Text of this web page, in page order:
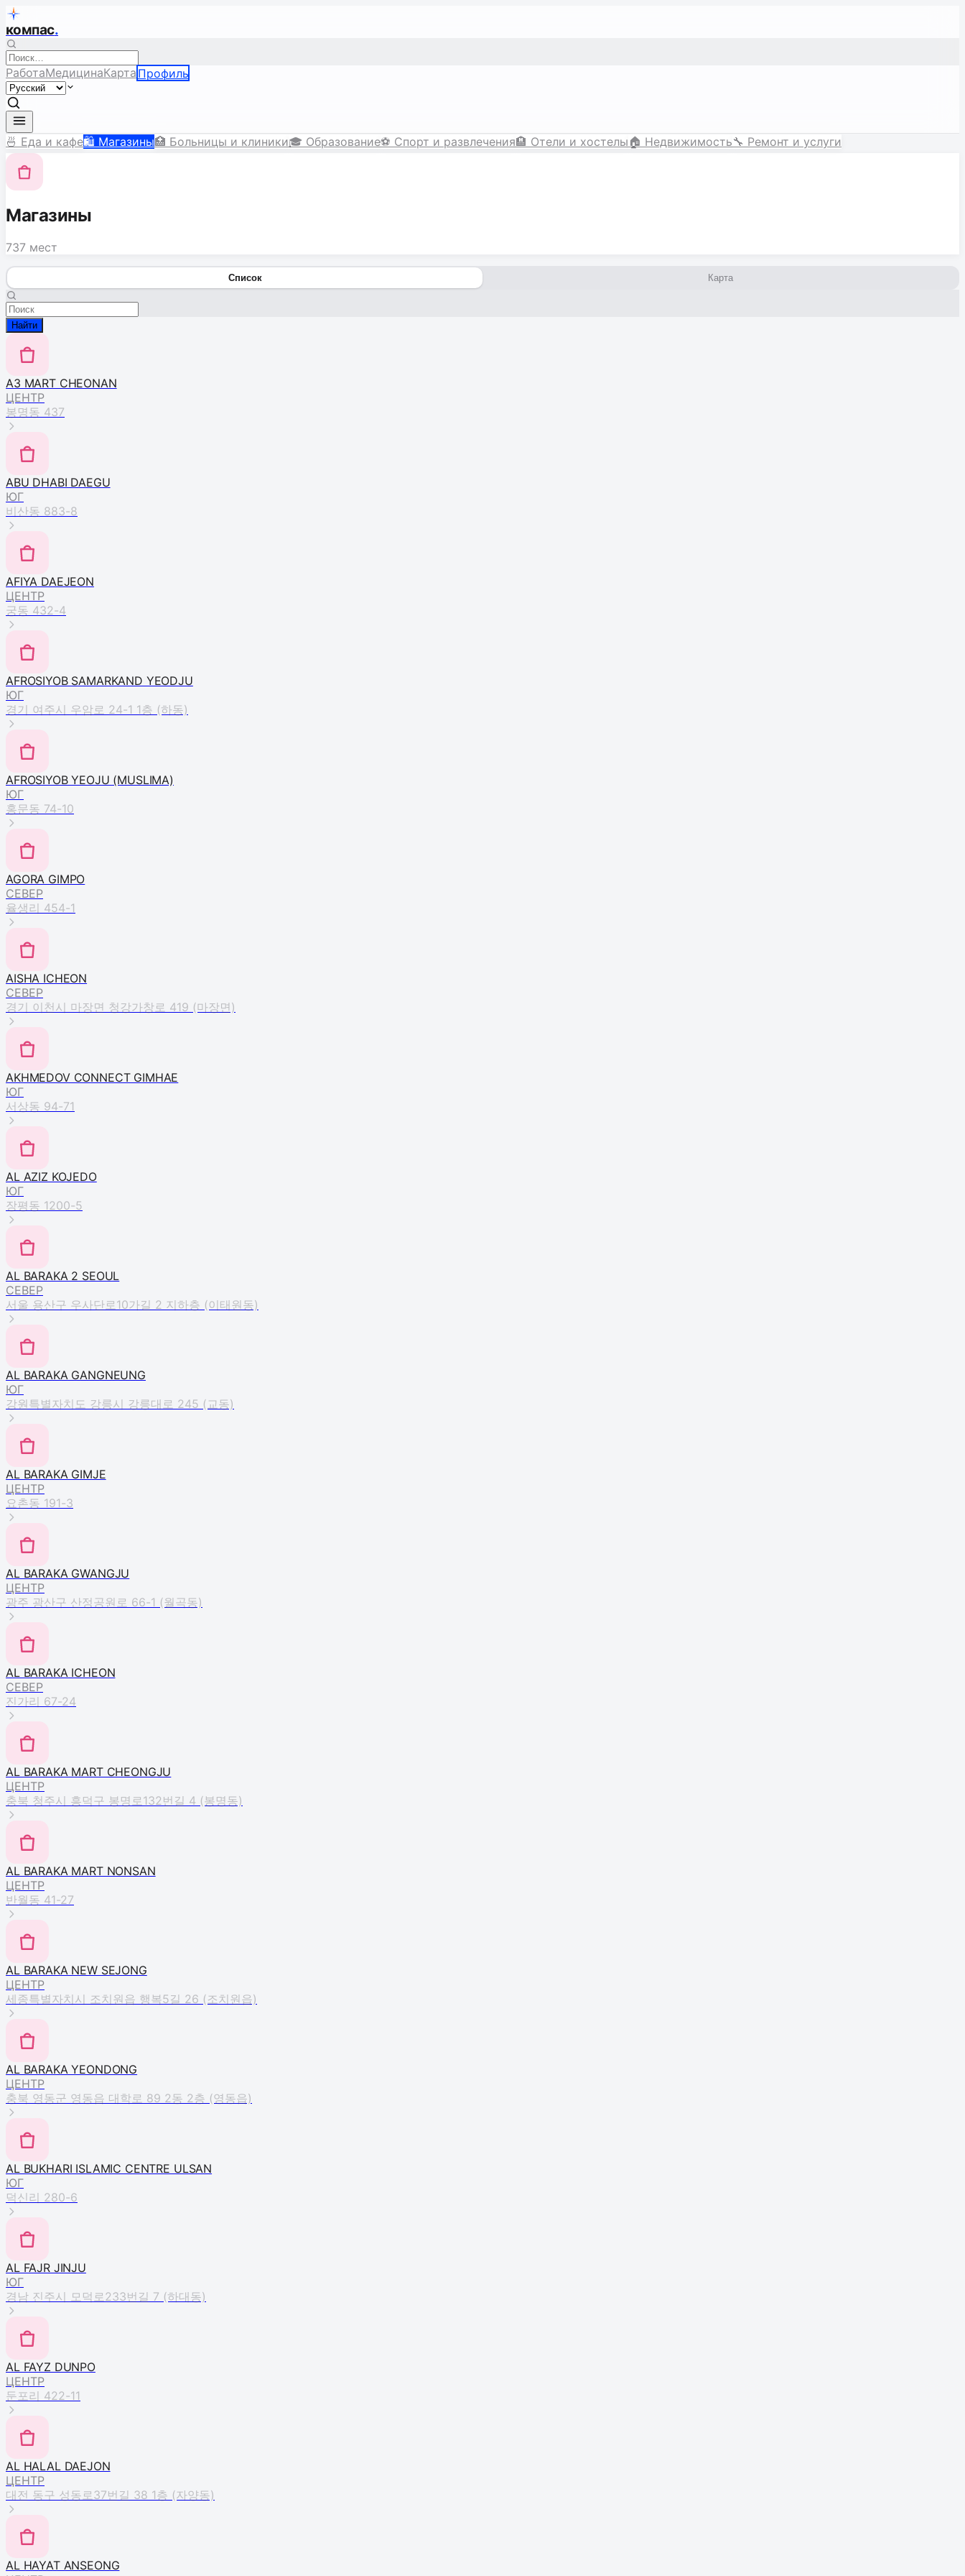
компас.
РаботаМедицинаКарта Профиль
🍜 Еда и кафе🛍️ Магазины🏥 Больницы и клиники🎓 Образование⚽ Спорт и развлечения🏨 Отели и хостелы 🏠 Недвижимость🔧 Ремонт и услуги
Магазины
737 мест
Список Карта
Найти
A3 MART CHEONAN
ЦЕНТР
봉명동 437
ABU DHABI DAEGU
ЮГ
비산동 883-8
AFIYA DAEJEON
ЦЕНТР
궁동 432-4
AFROSIYOB SAMARKAND YEODJU
ЮГ
경기 여주시 우암로 24-1 1층 (하동)
AFROSIYOB YEOJU (MUSLIMA)
ЮГ
홍문동 74-10
AGORA GIMPO
СЕВЕР
율생리 454-1
AISHA ICHEON
СЕВЕР
경기 이천시 마장면 청강가창로 419 (마장면)
AKHMEDOV CONNECT GIMHAE
ЮГ
서상동 94-71
AL AZIZ KOJEDO
ЮГ
장평동 1200-5
AL BARAKA 2 SEOUL
СЕВЕР
서울 용산구 우사단로10가길 2 지하층 (이태원동)
AL BARAKA GANGNEUNG
ЮГ
강원특별자치도 강릉시 강릉대로 245 (교동)
AL BARAKA GIMJE
ЦЕНТР
요촌동 191-3
AL BARAKA GWANGJU
ЦЕНТР
광주 광산구 산정공원로 66-1 (월곡동)
AL BARAKA ICHEON
СЕВЕР
진가리 67-24
AL BARAKA MART CHEONGJU
ЦЕНТР
충북 청주시 흥덕구 봉명로132번길 4 (봉명동)
AL BARAKA MART NONSAN
ЦЕНТР
반월동 41-27
AL BARAKA NEW SEJONG
ЦЕНТР
세종특별자치시 조치원읍 행복5길 26 (조치원읍)
AL BARAKA YEONDONG
ЦЕНТР
충북 영동군 영동읍 대학로 89 2동 2층 (영동읍)
AL BUKHARI ISLAMIC CENTRE ULSAN
ЮГ
덕신리 280-6
AL FAJR JINJU
ЮГ
경남 진주시 모덕로233번길 7 (하대동)
AL FAYZ DUNPO
ЦЕНТР
둔포리 422-11
AL HALAL DAEJON
ЦЕНТР
대전 동구 성동로37번길 38 1층 (자양동)
AL HAYAT ANSEONG